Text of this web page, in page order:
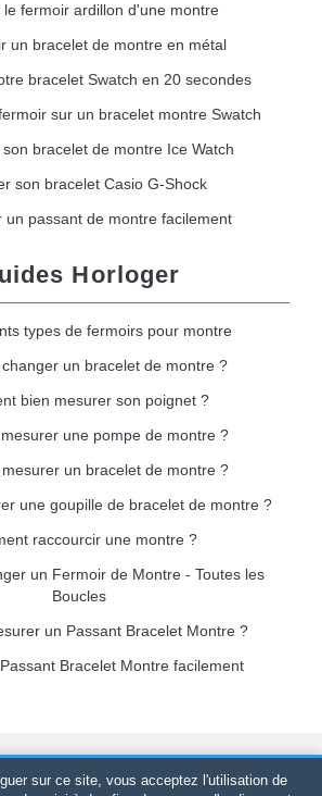
le fermoir ardillon d'une montre
un bracelet de montre en métal
bracelet Swatch en 20 secondes
sur un bracelet montre Swatch
bracelet de montre Ice Watch
son bracelet Casio G-Shock
un passant de montre facilement
Horloger
types de fermoirs pour montre
un bracelet de montre ?
bien mesurer son poignet ?
une pompe de montre ?
un bracelet de montre ?
une goupille de bracelet de montre ?
raccourcir une montre ?
un Fermoir de Montre - Toutes les
Boucles
un Passant Bracelet Montre ?
Bracelet Montre facilement
© 2026Tous droits réservés-SIRET
sur ce site, vous acceptez l'utilisation de